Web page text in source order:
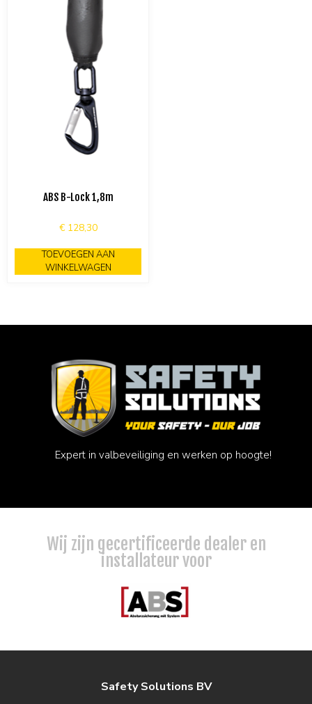
ABS B-Lock 1,8m
€128,30
TOEVOEGEN AAN
WINKELWAGEN
Expert in valbeveiliging en werken op hoogte!
Wij zijn gecertificeerde dealer en
installateur voor
Safety Solutions BV